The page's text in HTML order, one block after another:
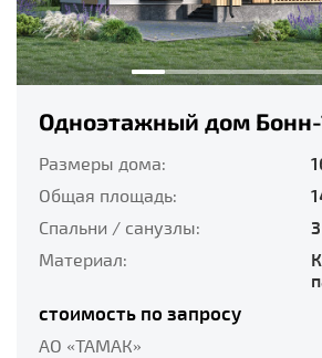
Одноэтажный дом Бонн-
Размеры дома:
Общая площадь:
Спальни / санузлы:
Материал:
стоимость по запросу
АО «ТАМАК»